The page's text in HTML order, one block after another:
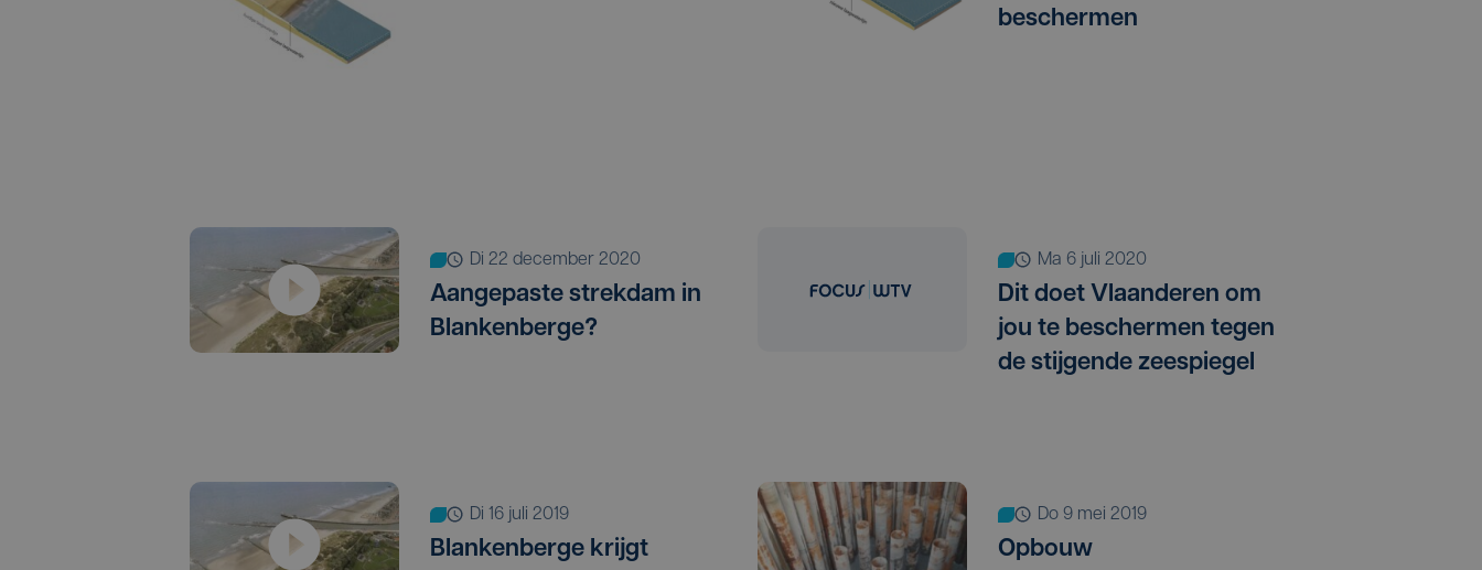
beschermen
di 22 december 2020
Aangepaste strekdam in
Blankenberge?
ma 6 juli 2020
Dit doet Vlaanderen om
jou te beschermen tegen
de stijgende zeespiegel
di 16 juli 2019
Blankenberge krijgt
do 9 mei 2019
Opbouw